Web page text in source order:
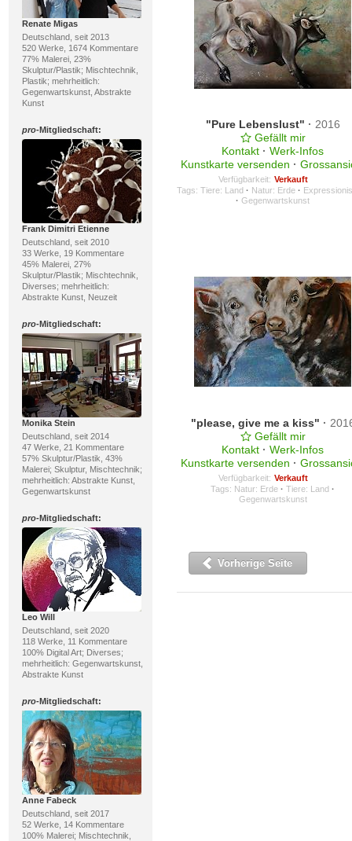
Renate Migas
Deutschland, seit 2013
520 Werke, 1674 Kommentare
77% Malerei, 23%
Skulptur/Plastik; Mischtechnik,
Plastik; mehrheitlich:
Gegenwartskunst, Abstrakte
Kunst
pro-Mitgliedschaft:
Frank Dimitri Etienne
Deutschland, seit 2010
33 Werke, 19 Kommentare
45% Malerei, 27%
Skulptur/Plastik; Mischtechnik,
Diverses; mehrheitlich:
Abstrakte Kunst, Neuzeit
pro-Mitgliedschaft:
Monika Stein
Deutschland, seit 2014
47 Werke, 21 Kommentare
57% Skulptur/Plastik, 43%
Malerei; Skulptur, Mischtechnik;
mehrheitlich: Abstrakte Kunst,
Gegenwartskunst
pro-Mitgliedschaft:
Leo Will
Deutschland, seit 2020
118 Werke, 11 Kommentare
100% Digital Art; Diverses;
mehrheitlich: Gegenwartskunst,
Abstrakte Kunst
pro-Mitgliedschaft:
Anne Fabeck
Deutschland, seit 2017
52 Werke, 14 Kommentare
100% Malerei; Mischtechnik,
"Pure Lebenslust" · 2016
Gefällt mir
Kontakt · Werk-Infos
Kunstkarte versenden ·
Verfügbarkeit: Verkauft
Tags: Tiere: Land · Natur: Erde ·
· Gegenwartskunst
"please, give me a kiss" ·
Gefällt mir
Kontakt · Werk-Infos
Kunstkarte versenden ·
Verfügbarkeit: Verkauft
Tags: Natur: Erde · Tiere: Land ·
Gegenwartskunst
Vorherige Seite